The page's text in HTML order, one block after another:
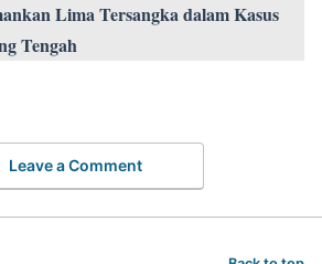
Lima Tersangka dalam Kasus
Tengah
Leave a Comment